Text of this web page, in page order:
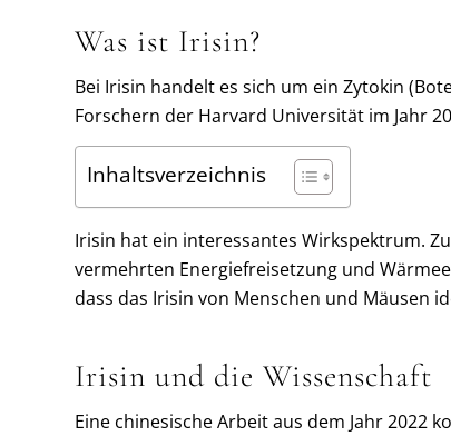
Was ist Irisin?
Bei Irisin handelt es sich um ein Zytokin
Forschern der Harvard Universität im Jahr
Inhaltsverzeichnis
Irisin hat ein interessantes Wirkspektrum.
vermehrten Energiefreisetzung und
dass das Irisin von Menschen und Mäusen
Irisin und die Wissenschaft
Eine chinesische Arbeit aus dem Jahr 2022